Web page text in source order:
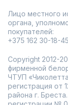
Лицо местного
органа,
покупателей:
+375 162 30-18-45
Copyright 2012-
фирменной
ЧТУП
регистрация от
района г.